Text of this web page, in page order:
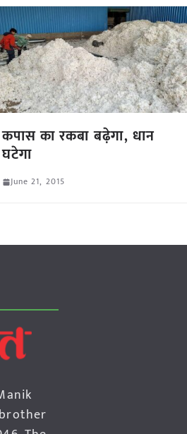
कपास का रकबा बढ़ेगा, धान
घटेगा
June 21, 2015